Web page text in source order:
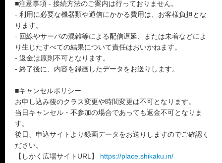
■注意事項 - 接続方法のご案内は行っておりません。
- 利用に必要な機器類や通信にかかる費用は、お客様負担とな
ります。
- 回線やサーバの混雑等による配信遅延、または未着などによ
り生じたすべての結果について責任はおいかねます。
- 返金は原則不可となります。
- 終了後に、内容を録画したデータをお送りします。
■キャンセルポリシー
お申し込み後のクラス変更や時間変更は不可となります。
当日キャンセル・不参加の場合であっても返金不可となりま
す。
後日、申込サイトより録画データをお送りしますのでご確認く
ださい。
【しかく広場サイトURL】 https://place.shikaku.in/